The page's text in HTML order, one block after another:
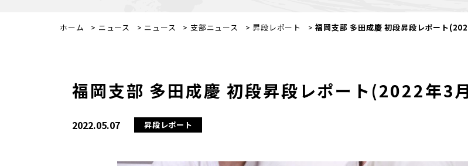
ホーム > ニュース > ニュース > 支部ニュース >昇段レポート >福岡支部 多田成慶 初段昇段レポート
福岡支部 多田成慶 初段昇段レポート(2022年3
2022.05.07 昇段レポート